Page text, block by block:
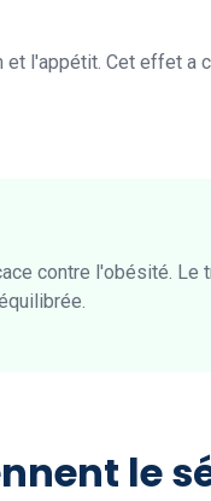
l'appétit. Cet effet a
contre l'obésité. Le
le